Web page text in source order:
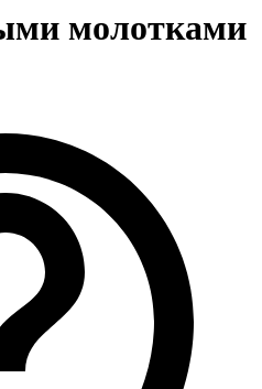
молотками